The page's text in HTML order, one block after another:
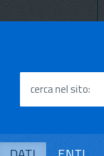
cerca nel sito